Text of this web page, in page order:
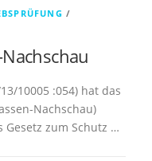
/
10005 :054) hat das
Nachschau)
zum Schutz …